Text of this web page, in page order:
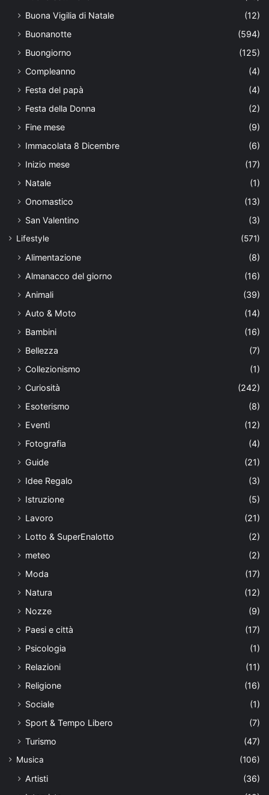
Buona Vigilia di Natale
(12)
Buonanotte
(594)
Buongiorno
(125)
Compleanno
(4)
Festa del papà
(4)
Festa della Donna
(2)
Fine mese
(9)
Immacolata 8 Dicembre
(6)
Inizio mese
(17)
Natale
(1)
Onomastico
(13)
San Valentino
(3)
Lifestyle (571)
Alimentazione
(8)
Almanacco del giorno
(16)
Animali
(39)
Auto & Moto
(14)
Bambini
(16)
Bellezza
(7)
Collezionismo
(1)
Curiosità
(242)
Esoterismo
(8)
Eventi
(12)
Fotografia
(4)
Guide
(21)
Idee Regalo
(3)
Istruzione
(5)
Lavoro
(21)
Lotto & SuperEnalotto
(2)
meteo
(2)
Moda
(17)
Natura
(12)
Nozze
(9)
Paesi e città
(17)
Psicologia
(1)
Relazioni
(11)
Religione
(16)
Sociale
(1)
Sport & Tempo Libero
(7)
Turismo
(47)
Musica (106)
Artisti
(36)